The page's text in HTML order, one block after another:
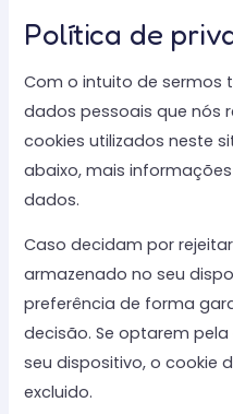
Política de
Com o intuito de sermos
dados pessoais que nós
cookies utilizados neste
abaixo, mais
dados.
Caso decidam por
armazenado no seu
preferência de forma
decisão. Se optarem
seu dispositivo, o cookie
excluido.